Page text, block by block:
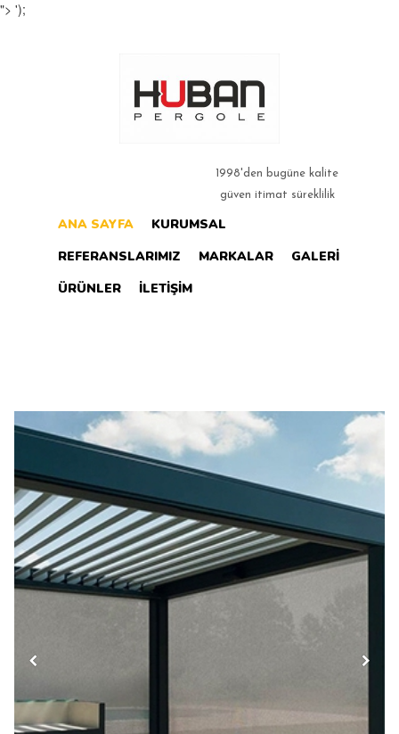
"> ');
1998'den bugüne kalite
güven itimat süreklilik
ANA SAYFA
KURUMSAL
REFERANSLARIMIZ
MARKALAR
GALERI
ÜRÜNLER
İLETIŞIM